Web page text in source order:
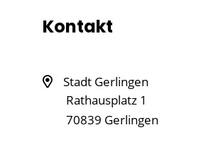
Kontakt
Stadt Gerlingen
Rathausplatz 1
70839 Gerlingen